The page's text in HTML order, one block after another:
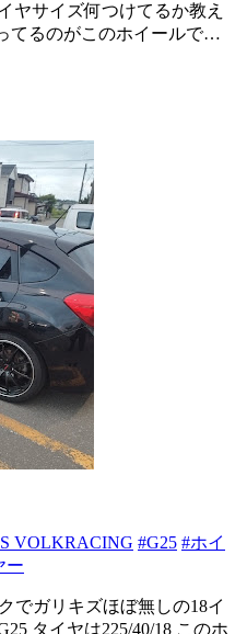
ヤサイズ何つけてるか教え
てるのがこのホイールで…
VOLKRACING #G25 #ホイ
ー
でガリキズほぼ無しの18イ
タイヤは225/40/18 このホ